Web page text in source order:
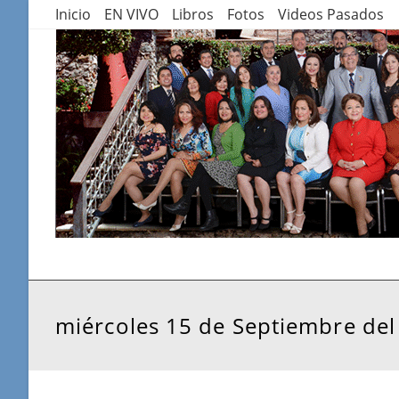
contenido
Inicio EN VIVO Libros Fotos Videos Pasados
miércoles 15 de Septiembre del